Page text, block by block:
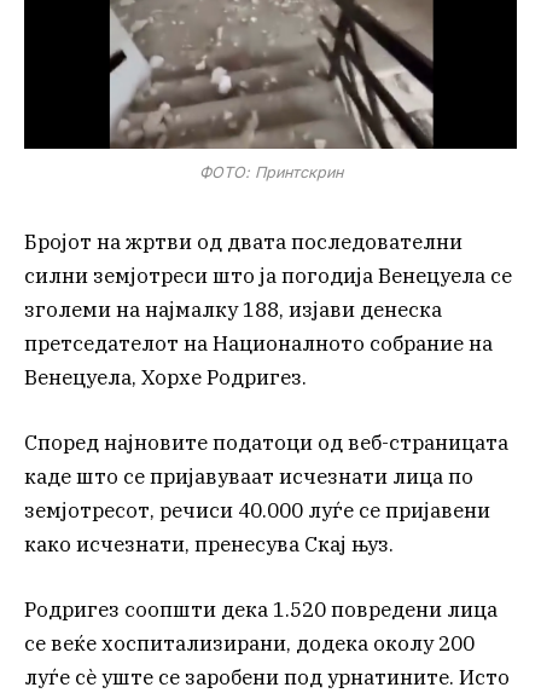
ФОТО: Принтскрин
Бројот на жртви од двата последователни
силни земјотреси што ја погодија Венецуела се
зголеми на најмалку 188, изјави денеска
претседателот на Националното собрание на
Венецуела, Хорхе Родригез.
Според најновите податоци од веб-страницата
каде што се пријавуваат исчезнати лица по
земјотресот, речиси 40.000 луѓе се пријавени
како исчезнати, пренесува Скај њуз.
Родригез соопшти дека 1.520 повредени лица
се веќе хоспитализирани, додека околу 200
луѓе сè уште се заробени под урнатините. Исто